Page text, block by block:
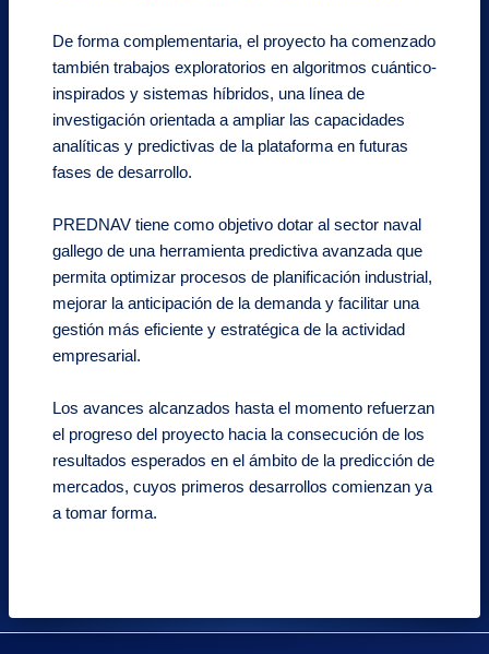
De forma complementaria, el proyecto ha comenzado
también trabajos exploratorios en algoritmos cuántico-
inspirados y sistemas híbridos, una línea de
investigación orientada a ampliar las capacidades
analíticas y predictivas de la plataforma en futuras
fases de desarrollo.
PREDNAV tiene como objetivo dotar al sector naval
gallego de una herramienta predictiva avanzada que
permita optimizar procesos de planificación industrial,
mejorar la anticipación de la demanda y facilitar una
gestión más eficiente y estratégica de la actividad
empresarial.
Los avances alcanzados hasta el momento refuerzan
el progreso del proyecto hacia la consecución de los
resultados esperados en el ámbito de la predicción de
mercados, cuyos primeros desarrollos comienzan ya
a tomar forma.